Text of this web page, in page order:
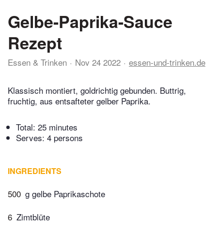
Gelbe-Paprika-Sauce
Rezept
Essen & Trinken Nov 24 2022 essen-und-trinken.de
Klassisch montiert, goldrichtig gebunden. Buttrig,
fruchtig, aus entsafteter gelber Paprika.
Total: 25 minutes
Serves: 4 persons
INGREDIENTS
500 g gelbe Paprikaschote
6 Zimtblüte